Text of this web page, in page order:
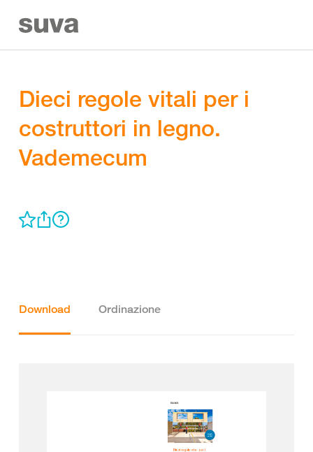
Dieci regole vitali per i
costruttori in legno.
Vademecum
Download Ordinazione